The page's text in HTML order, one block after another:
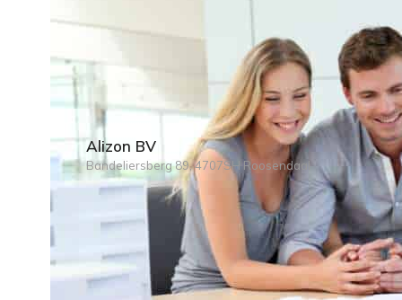
Alizon BV
Bandeliersberg 89, 4707SH Roosendaal